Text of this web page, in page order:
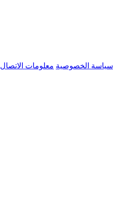
سياسة الخصوصية معلومات الاتصال